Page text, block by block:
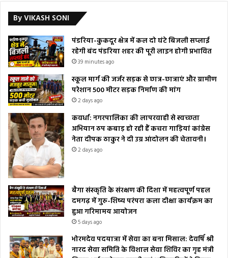
By VIKASH SONI
पंडरिया-कुकदूर क्षेत्र में कल दो घंटे बिजली सप्लाई
रहेगी बंद पंडरिया शहर की पूरी लाइन होगी प्रभावित
39 minutes ago
स्कूल मार्ग की जर्जर सड़क से छात्र-छात्राएं और ग्रामीण
परेशान 500 मीटर सड़क निर्माण की मांग
2 days ago
कवर्धा: नगरपालिका की लापरवाही से स्वच्छता
अभियान ठप कबाड़ हो रही हैं कचरा गाड़ियां कांग्रेस
नेता दीपक ठाकुर ने दी उग्र आंदोलन की चेतावनी।
2 days ago
बैगा संस्कृति के संरक्षण की दिशा में महत्वपूर्ण पहल
दमगढ़ में गुरु-शिष्य परंपरा कला दीक्षा कार्यक्रम का
हुआ गरिमामय आयोजन
5 days ago
भोरमदेव पदयात्रा में सेवा का बना मिसाल: देवर्षि श्री
नारद सेवा समिति के विशाल सेवा शिविर का गृह मंत्री